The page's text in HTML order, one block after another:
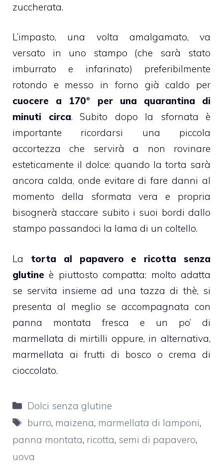
zuccherata.
L’impasto, una volta amalgamato, va
versato in uno stampo (che sarà stato
imburrato e infarinato) preferibilmente
rotondo e messo in forno già caldo per
cuocere a
170° per una quarantina di
minuti circa. Subito dopo la sfornata è
importante ricordarsi una piccola
accortezza che servirà a non rovinare
esteticamente il dolce: quando la torta sarà
ancora calda, onde evitare di fare danni al
momento della sformata vera e propria
bisognerà staccare subito i suoi bordi dallo
stampo passandoci la lama di un coltello.
La torta al papavero e ricotta senza
glutine è piuttosto compatta: molto adatta
se servita insieme ad una tazza di thè, si
presenta al meglio se accompagnata con
panna montata fresca e un po’ di
marmellata di mirtilli oppure, in alternativa,
marmellata ai frutti di bosco o crema di
cioccolato.
Categorie
Dolci senza glutine
Tag
burro, maizena, marmellata di lamponi,
panna montata, ricotta, semi di papavero,
uova